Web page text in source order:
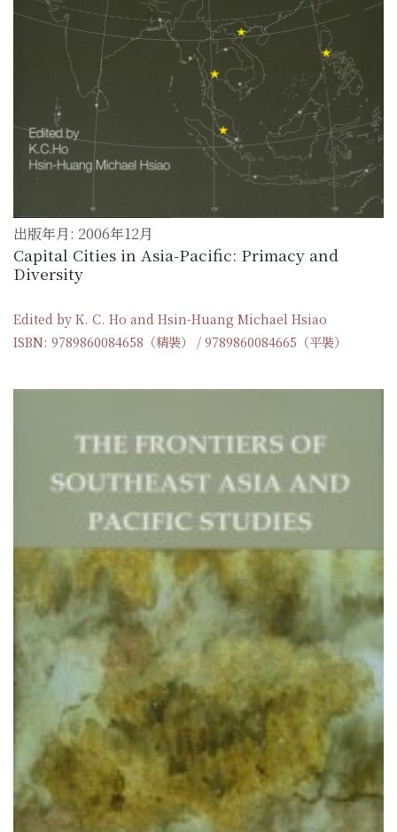
出版年月: 2006年12月
Capital Cities in Asia-Pacific: Primacy and
Diversity
Edited by K. C. Ho and Hsin-Huang Michael Hsiao
ISBN: 9789860084658（精裝） / 9789860084665（平裝）